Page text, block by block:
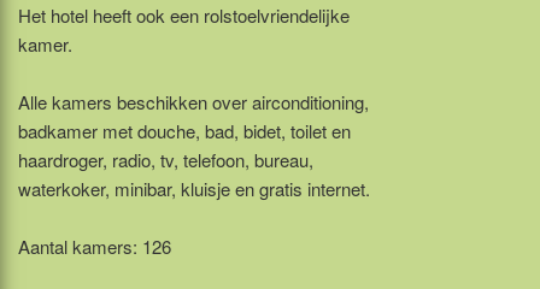
Het hotel heeft ook een rolstoelvriendelijke
kamer.
Alle kamers beschikken over airconditioning,
badkamer met douche, bad, bidet, toilet en
haardroger, radio, tv, telefoon, bureau,
waterkoker, minibar, kluisje en gratis internet.
Aantal kamers: 126